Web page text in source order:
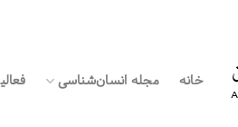
خانه مجله انسان‌شناسی